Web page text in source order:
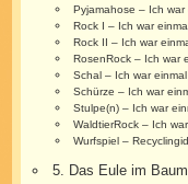
Pyjamahose – Ich war
Rock I – Ich war
Rock II – Ich war
RosenRock – Ich war
Schal – Ich war einmal
Schürze – Ich war
Stulpe(n) – Ich war
WaldtierRock – Ich
Wurfspiel –
5. Das Eule im